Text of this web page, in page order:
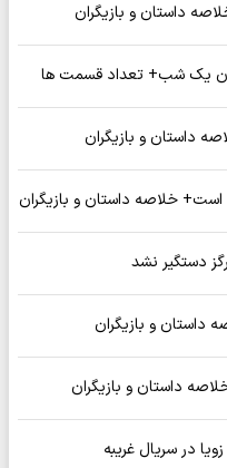
داستان و بازیگران
یک شب+ تعداد قسمت ها
داستان و بازیگران
خلاصه داستان و بازیگران
دستگیر نشد
و بازیگران
داستان و بازیگران
در سریال غریبه